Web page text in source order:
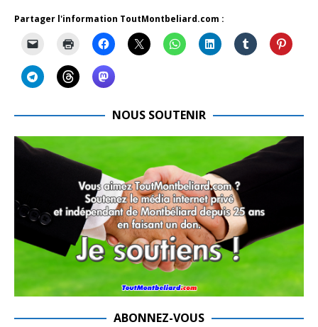
Partager l'information ToutMontbeliard.com :
NOUS SOUTENIR
ABONNEZ-VOUS